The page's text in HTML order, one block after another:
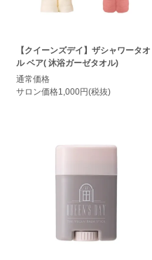
【クイーンズデイ】ザシャワータオ
ル ベア( 沐浴ガーゼタオル)
通常価格
サロン価格1,000円(税抜)